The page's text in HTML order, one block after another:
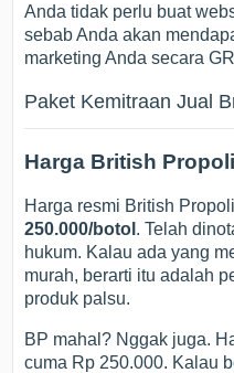
Anda tidak perlu buat
sebab Anda akan
marketing Anda secara
Paket Kemitraan Jual
Harga British
Harga resmi British
250.000/botol . Telah
hukum. Kalau ada yang
murah, berarti itu adalah
produk palsu.
BP mahal? Nggak juga.
cuma Rp 250.000. Kalau